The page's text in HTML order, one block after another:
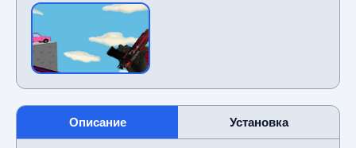
Описание Установка